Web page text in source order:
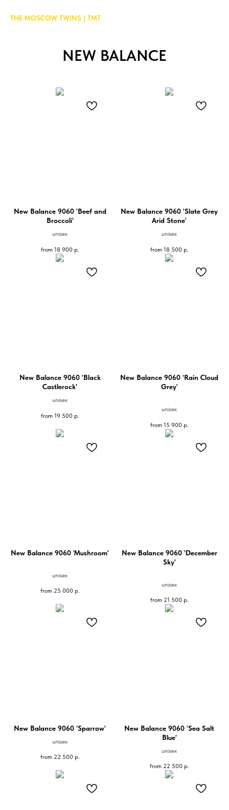
THE MOSCOW TWINS | TMT
NEW BALANCE
New Balance 9060 'Beef and
Broccoli'
unisex
from 18 900 р.
New Balance 9060 'Slate Grey
Arid Stone'
unisex
from 18 500 р.
New Balance 9060 'Black
Castlerock'
unisex
from 19 500 р.
New Balance 9060 'Rain Cloud
Grey'
unisex
from 15 900 р.
New Balance 9060 'Mushroom'
unisex
from 25 000 р.
New Balance 9060 'December
Sky'
unisex
from 21 500 р.
New Balance 9060 'Sparrow'
unisex
from 22 500 р.
New Balance 9060 'Sea Salt
Blue'
unisex
from 22 500 р.